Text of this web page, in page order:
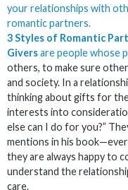
your relationships with
romantic partners.
3 Styles of Romantic
Giversare people whose
others, to make sure
and society. In a
thinking about gifts for
interests into
else can I do for you?”
mentions in his
they are always happy to
understand the
care.